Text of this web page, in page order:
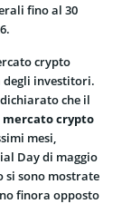
fino al 30
crypto
investitori.
che il
crypto
mesi,
Day di maggio
si sono mostrate
finora opposto